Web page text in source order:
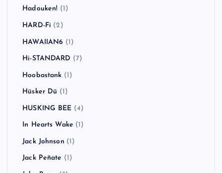
Hadouken! (1)
HARD-Fi (2)
HAWAIIAN6 (1)
Hi-STANDARD (7)
Hoobastank (1)
Hüsker Dü (1)
HUSKING BEE (4)
In Hearts Wake (1)
Jack Johnson (1)
Jack Peñate (1)